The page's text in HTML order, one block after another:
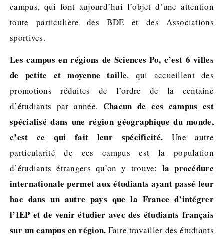
campus, qui font aujourd’hui l’objet d’une attention
toute particulière des BDE et des Associations
sportives.
Les campus en régions de Sciences Po, c’est 6 villes
de petite et moyenne taille, qui accueillent des
promotions réduites de l’ordre de la centaine
d’étudiants par année. Chacun de ces campus est
spécialisé dans une région géographique du monde,
c’est ce qui fait leur spécificité. Une autre
particularité de ces campus est la population
d’étudiants étrangers qu’on y trouve: la procédure
internationale permet aux étudiants ayant passé leur
bac dans un autre pays que la France d’intégrer
l’IEP et de venir étudier avec des étudiants français
sur un campus en région. Faire travailler des étudiants